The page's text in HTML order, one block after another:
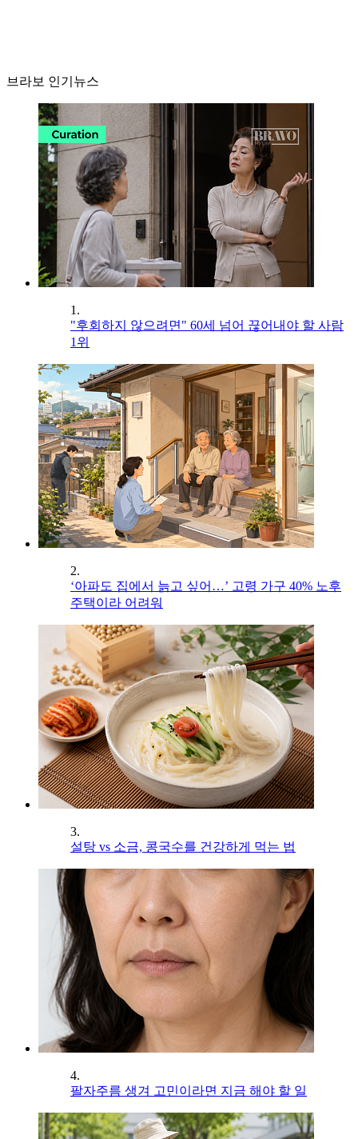
브라보 인기뉴스
1.
"후회하지 않으려면" 60세 넘어 끊어내야 할 사람
1위
2.
‘아파도 집에서 늙고 싶어…’ 고령 가구 40% 노후
주택이라 어려워
3.
설탕 vs 소금, 콩국수를 건강하게 먹는 법
4.
팔자주름 생겨 고민이라면 지금 해야 할 일